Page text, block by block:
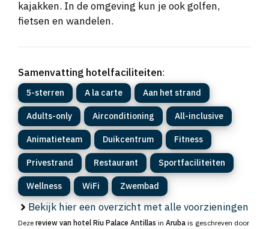
kajakken. In de omgeving kun je ook golfen,
fietsen en wandelen.
Samenvatting hotelfaciliteiten:
5-sterren A la carte Aan het strand
Adults-only Airconditioning All-inclusive
Animatieteam Duikcentrum Fitness
Privestrand Restaurant Sportfaciliteiten
Wellness WiFi Zwembad
Bekijk hier een overzicht met alle voorzieningen
Deze review van hotel Riu Palace Antillas in Aruba is geschreven door